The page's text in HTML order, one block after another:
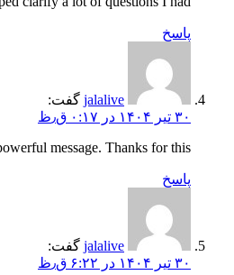
پاسخ
jalalive گفت:
۳۰ تیر ۱۴۰۴ در ۰:۱۷ ق٫ظ
message. Thanks for this.
پاسخ
jalalive گفت:
۳۰ تیر ۱۴۰۴ در ۶:۲۲ ق٫ظ